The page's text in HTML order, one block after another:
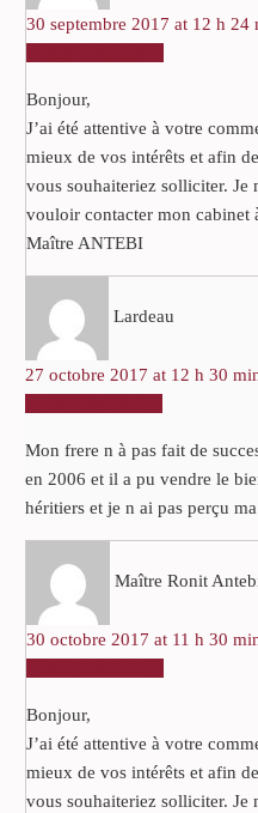
30 septembre 2017 at 12 h 24
Bonjour,
J’ai été attentive à votre
mieux de vos intérêts et afin
vous souhaiteriez solliciter. Je
vouloir contacter mon cabinet
Maître ANTEBI
Lardeau
27 octobre 2017 at 12 h 30
Mon frere n à pas fait de
en 2006 et il a pu vendre le
héritiers et je n ai pas perçu
Maître Ronit
30 octobre 2017 at 11 h 30
Bonjour,
J’ai été attentive à votre
mieux de vos intérêts et afin
vous souhaiteriez solliciter. Je